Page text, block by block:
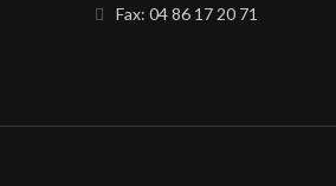
Fax: 04 86 17 20 71